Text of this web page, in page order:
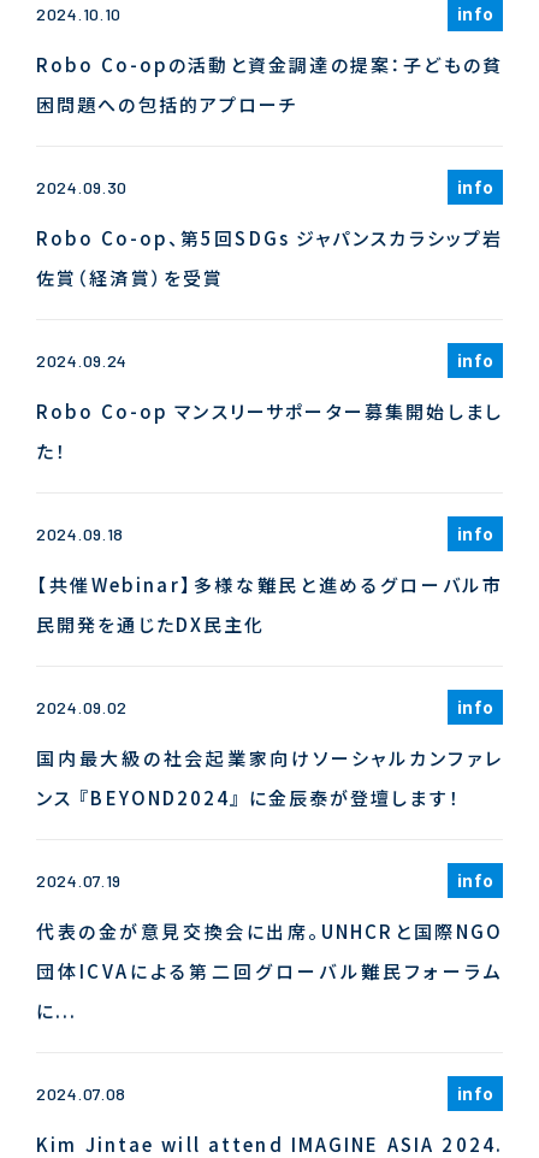
2024.10.10 info
Robo Co-opの活動と資金調達の提案：子どもの貧
困問題への包括的アプローチ
2024.09.30 info
Robo Co-op、第5回SDGs ジャパンスカラシップ岩
佐賞（経済賞）を受賞
2024.09.24 info
Robo Co-op マンスリーサポーター募集開始しまし
た！
2024.09.18 info
【共催Webinar】多様な難民と進めるグローバル市
民開発を通じたDX民主化
2024.09.02 info
国内最大級の社会起業家向けソーシャルカンファレ
ンス 『BEYOND2024』 に金辰泰が登壇します！
2024.07.19 info
代表の金が意見交換会に出席。UNHCRと国際NGO
団体ICVAによる第二回グローバル難民フォーラム
に...
2024.07.08 info
Kim Jintae will attend IMAGINE ASIA 2024.